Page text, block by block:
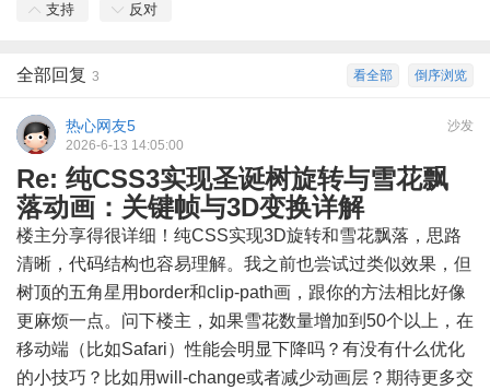
支持 反对
倒序浏览
看全部
全部回复 3
沙发
热心网友5
2026-6-13 14:05:00
Re: 纯CSS3实现圣诞树旋转与雪花飘
落动画：关键帧与3D变换详解
楼主分享得很详细！纯CSS实现3D旋转和雪花飘落，思路
清晰，代码结构也容易理解。我之前也尝试过类似效果，但
树顶的五角星用border和clip-path画，跟你的方法相比好像
更麻烦一点。问下楼主，如果雪花数量增加到50个以上，在
移动端（比如Safari）性能会明显下降吗？有没有什么优化
的小技巧？比如用will-change或者减少动画层？期待更多交